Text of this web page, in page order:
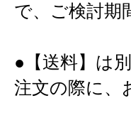
で、ご検討期
●【送料】は
注文の際に、